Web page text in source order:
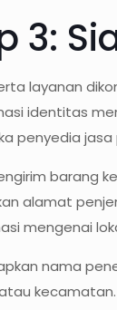
3:
layanan
identitas
penyedia
barang
alamat
mengenai
nama